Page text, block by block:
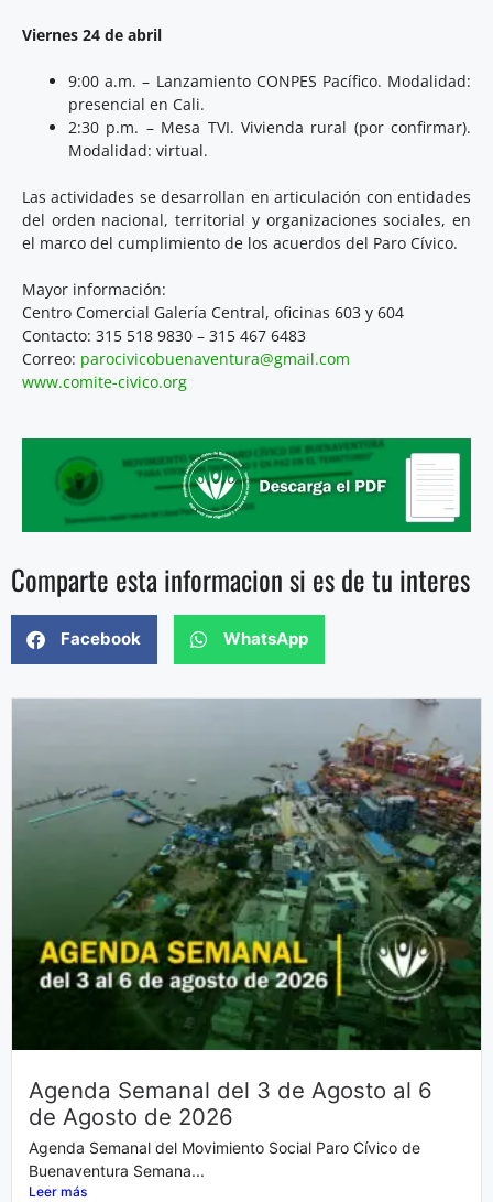
Viernes 24 de abril
9:00 a.m. – Lanzamiento CONPES Pacífico. Modalidad:
presencial en Cali.
2:30 p.m. – Mesa TVI. Vivienda rural (por confirmar).
Modalidad: virtual.
Las actividades se desarrollan en articulación con entidades
del orden nacional, territorial y organizaciones sociales, en
el marco del cumplimiento de los acuerdos del Paro Cívico.
Mayor información:
Centro Comercial Galería Central, oficinas 603 y 604
Contacto: 315 518 9830 – 315 467 6483
Correo: parocivicobuenaventura@gmail.com
www.comite-civico.org
Comparte esta informacion si es de tu interes
Facebook WhatsApp
Agenda Semanal del 3 de Agosto al 6
de Agosto de 2026
Agenda Semanal del Movimiento Social Paro Cívico de
Buenaventura Semana...
Leer más